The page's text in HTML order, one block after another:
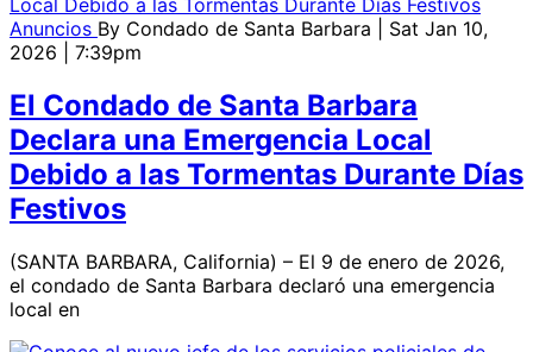
Anuncios By Condado de Santa Barbara
| Sat Jan 10,
2026 | 7:39pm
El Condado de Santa Barbara
Declara una Emergencia Local
Debido a las Tormentas Durante Días
Festivos
(SANTA BARBARA, California) – El 9 de enero de 2026,
el condado de Santa Barbara declaró una emergencia
local en